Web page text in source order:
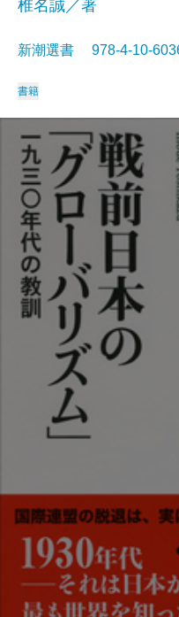
椎名誠／著
新潮選書 978-4-10-
書籍